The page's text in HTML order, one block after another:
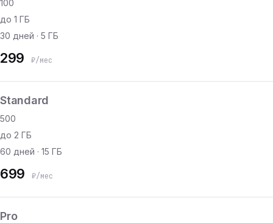
100
до 1 ГБ
30 дней · 5 ГБ
299 ₽/мес
Standard
500
до 2 ГБ
60 дней · 15 ГБ
699 ₽/мес
Pro